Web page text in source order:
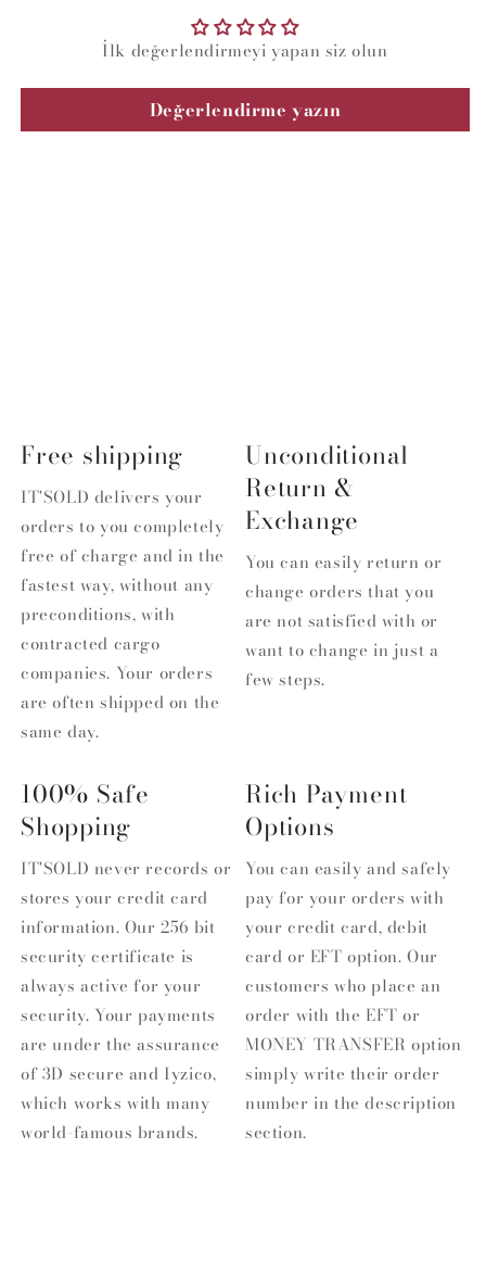
İlk değerlendirmeyi yapan siz olun
Değerlendirme yazın
Free shipping
IT'SOLD delivers your
orders to you completely
free of charge and in the
fastest way, without any
preconditions, with
contracted cargo
companies. Your orders
are often shipped on the
same day.
Unconditional
Return &
Exchange
You can easily return or
change orders that you
are not satisfied with or
want to change in just a
few steps.
100% Safe
Shopping
IT'SOLD never records or
stores your credit card
information. Our 256 bit
security certificate is
always active for your
security. Your payments
are under the assurance
of 3D secure and Iyzico,
which works with many
world-famous brands.
Rich Payment
Options
You can easily and safely
pay for your orders with
your credit card, debit
card or EFT option. Our
customers who place an
order with the EFT or
MONEY TRANSFER option
simply write their order
number in the description
section.